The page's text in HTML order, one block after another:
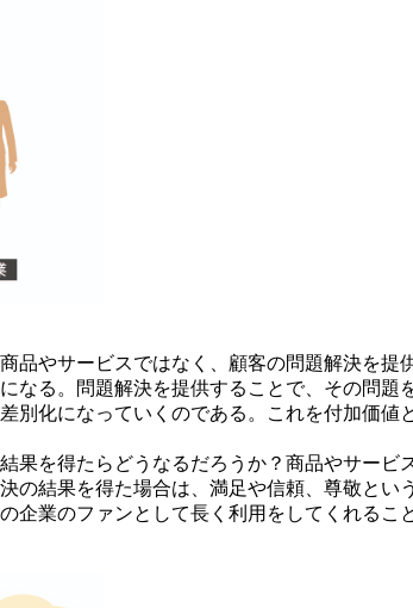
品やサービスではなく、顧客の問題解決を提
なる。問題解決を提供することで、その問題
別化になっていくのである。これを付加価値
果を得たらどうなるだろうか？商品やサービ
の結果を得た場合は、満足や信頼、尊敬とい
企業のファンとして長く利用をしてくれるこ